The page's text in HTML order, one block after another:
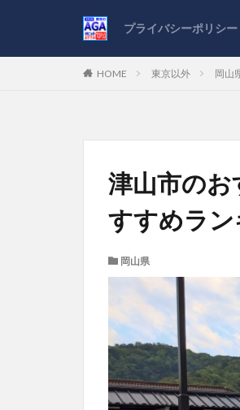
プライバシーポリシー
HOME 東京以外 岡山
津山市の
すすめラン
岡山県